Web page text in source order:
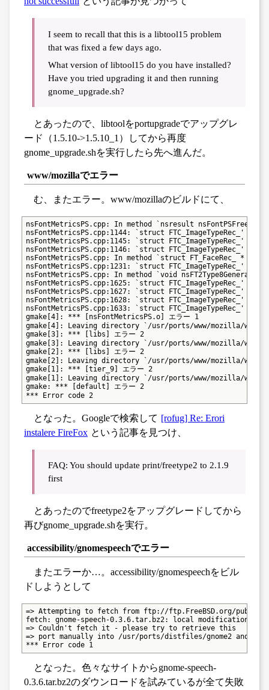
I seem to recall that this is a libtool15 problem
that was fixed a few days ago.
What version of libtool15 do you have installed?
Have you tried upgrading it and then running
gnome_upgrade.sh?
とあったので、libtoolをportupgradeでアップグレ
ード（1.5.10->1.5.10_1）してから再度
gnome_upgrade.shを実行したら先へ進んだ。
www/mozillaでエラー
む、またエラー。www/mozillaのビルドにて、
nsFontMetricsPS.cpp: In method `nsresult
nsFontMetricsPS.cpp:1144: `struct FTC_ImageTypeRec_' has
nsFontMetricsPS.cpp:1145: `struct FTC_ImageTypeRec_' has
nsFontMetricsPS.cpp:1146: `struct FTC_ImageTypeRec_' has
nsFontMetricsPS.cpp: In method `struct FT_FaceRec_ *
nsFontMetricsPS.cpp:1231: `struct FTC_ImageTypeRec_' has
nsFontMetricsPS.cpp: In method `void
nsFontMetricsPS.cpp:1625: `struct FTC_ImageTypeRec_' has
nsFontMetricsPS.cpp:1627: `struct FTC_ImageTypeRec_' has
nsFontMetricsPS.cpp:1628: `struct FTC_ImageTypeRec_' has
nsFontMetricsPS.cpp:1633: `struct FTC_ImageTypeRec_' has
gmake[4]: *** [nsFontMetricsPS.o] エラー 1
gmake[4]: Leaving directory `/usr/ports/www/mozilla/
gmake[3]: *** [libs] エラー 2
gmake[3]: Leaving directory `/usr/ports/www/mozilla/
gmake[2]: *** [libs] エラー 2
gmake[2]: Leaving directory `/usr/ports/www/mozilla/
gmake[1]: *** [tier_9] エラー 2
gmake[1]: Leaving directory `/usr/ports/www/mozilla/
gmake: *** [default] エラー 2
*** Error code 2
となった。Googleで検索して [rofug] Re: Erori
instalere FireFox という記事を見つけ、
FAQ: You should update print/freetype2 to 2.1.9
first
とあったのでfreetype2をアップグレードしてから
再びgnome_upgrade.shを実行。
accessibility/gnomespeechでエラー
またエラーか…。accessibility/gnomespeechをビル
ドしようとして
=> Attempting to fetch from ftp://ftp.FreeBSD.org/pub/
fetch: gnome-speech-0.3.6.tar.bz2: local modification time
=> Couldn't fetch it - please try to retrieve this
=> port manually into /usr/ports/distfiles/gnome2 and try
*** Error code 1
となった。色々なサイトからgnome-speech-
0.3.6.tar.bz2のダウンロードを試みているが全て失敗